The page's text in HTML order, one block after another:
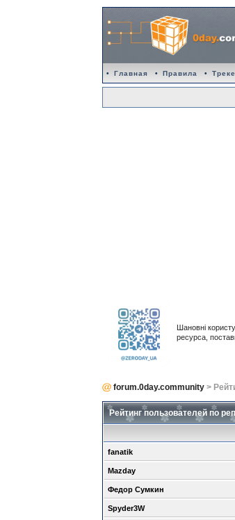
• Главная • Правила •
Шановні
ресурса,
forum.0day.community >
Рейтинг пользователей по
fanatik
Mazday
Федор Сумкин
Spyder3W